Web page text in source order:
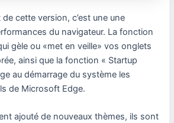
de cette version, c’est une une
du navigateur. La fonction
gèle ou «met en veille» vos onglets
ainsi que la fonction « Startup
au démarrage du système les
de Microsoft Edge.
ajouté de nouveaux thèmes, ils sont